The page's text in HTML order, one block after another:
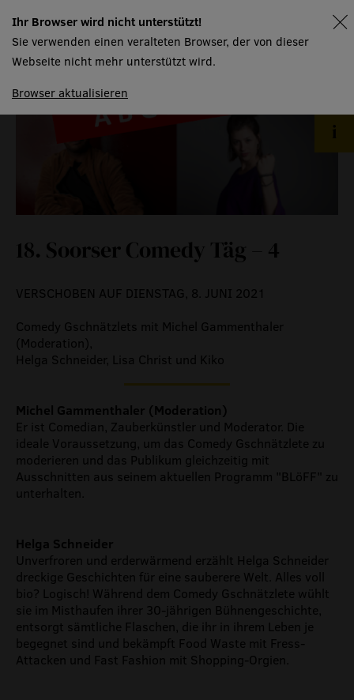
spielplan
18. Soorser Comedy Täg – 4
VERSCHOBEN AUF DIENSTAG, 8. JUNI 2021
Comedy Gschnätzlets mit Michel Gammenthaler
(Moderation),
Helga Schneider, Lisa Christ und Kiko
Michel Gammenthaler (Moderation)
Er ist Comedian, Zauberkünstler und Moderator. Die
ideale Voraussetzung, um das Comedy Gschnätzlete zu
moderieren und das Publikum gleichzeitig mit
Ausschnitten aus seinem aktuellen Programm "BLöFF" zu
unterhalten.
Helga Schneider
Unverfroren und erderwärmend erzählt Helga Schneider
dreckige Geschichten für eine sauberere Welt. Alles voll
bio? Logisch! Während dem Comedy Gschnätzlete wühlt
sie im Misthaufen ihrer 30-jährigen Bühnengeschichte,
entsorgt sämtliche Flaschen, die ihr in ihrem Leben je
begegnet sind und bekämpft Food Waste mit Fress-
Attacken und Fast Fashion mit Shopping-Orgien.
Ihr Browser wird nicht unterstützt!
Sie verwenden einen veralteten Browser, der von dieser
Webseite nicht mehr unterstützt wird.
Browser aktualisieren